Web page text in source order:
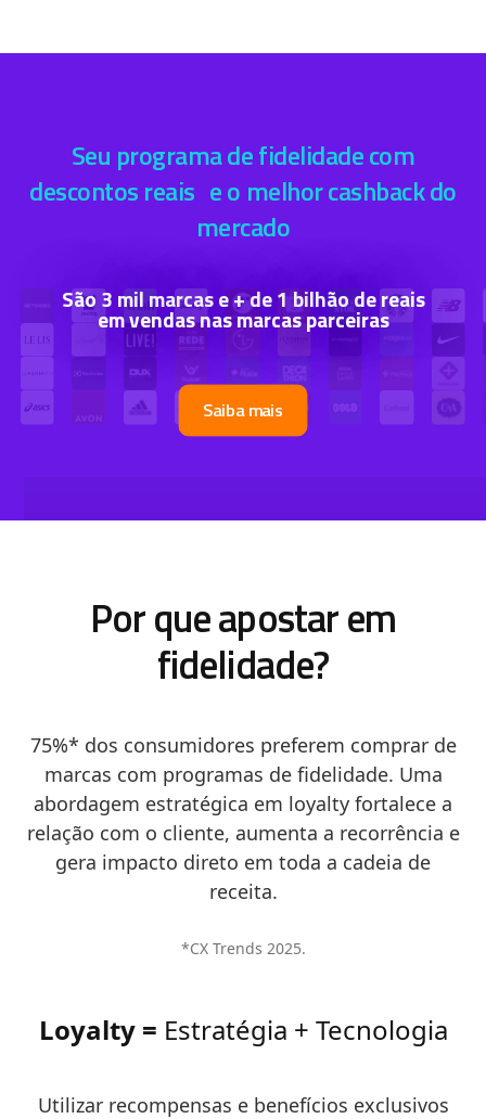
Seu programa de fidelidade com
descontos reais e o melhor cashback do
mercado
São 3 mil marcas e + de 1 bilhão de reais
em vendas nas marcas parceiras
Saiba mais
Por que apostar em
fidelidade?
75%* dos consumidores preferem comprar de
marcas com programas de fidelidade. Uma
abordagem estratégica em loyalty fortalece a
relação com o cliente, aumenta a recorrência e
gera impacto direto em toda a cadeia de
receita.
*CX Trends 2025.
Loyalty = Estratégia + Tecnologia
Utilizar recompensas e benefícios exclusivos